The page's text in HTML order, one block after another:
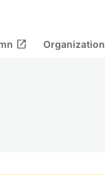
open_in_new Organization